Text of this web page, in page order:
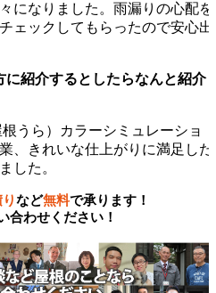
になりました。雨漏りの心配を
ェックしてもらったので安心出
に紹介するとしたらなんと紹介
うら）カラーシミュレーショ
、きれいな仕上がりに満足した
した。
など無料で承ります！
合わせください！